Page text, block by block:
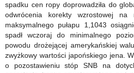
spadku cen ropy doprowadziła do
odwrócenia korekty wzrostowej
maksymalnego pułapu 1,1043
spadł wczoraj do minimalnego
powodu drożejącej amerykańskiej
zwyżkowy wartości japońskiego jena.
o pozostawieniu stóp SNB na